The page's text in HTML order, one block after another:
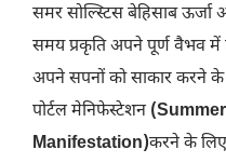
समर सोल्स्टिस बेहिसाब
समय प्रकृति अपने पूर्ण वैभव
अपने सपनों को साकार करने के
पोर्टल मेनिफेस्टेशन
Manifestation)करने के लिए